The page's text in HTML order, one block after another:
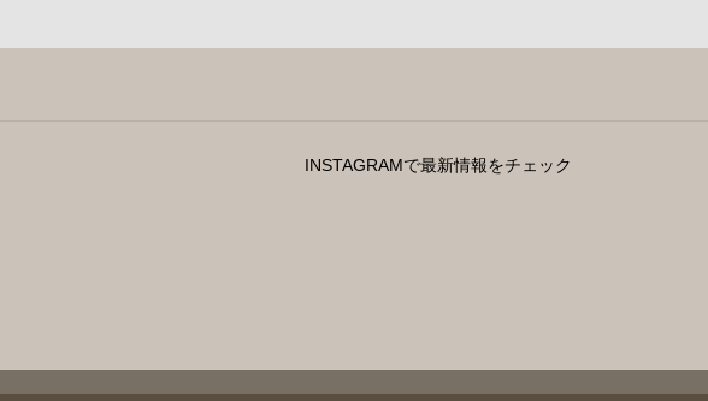
INSTAGRAMで最新情報をチェック